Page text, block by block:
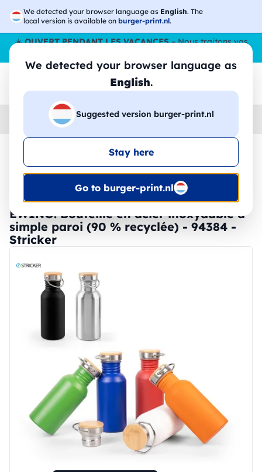
We detected your browser language as English. The
local version is available on burger-print.nl.
We detected your browser language as
English.
Suggested version burger-print.nl
Stay here
Go to burger-print.nl
☀️OUVERT PENDANT LES VACANCES– Nous traitons vos
Accessoires › bouteilles-deau-personnalisees
🔥 Impression DTF à -30 %
EWING. Bouteille en acier inoxydable à
simple paroi (90 % recyclée) - 94384 -
Stricker